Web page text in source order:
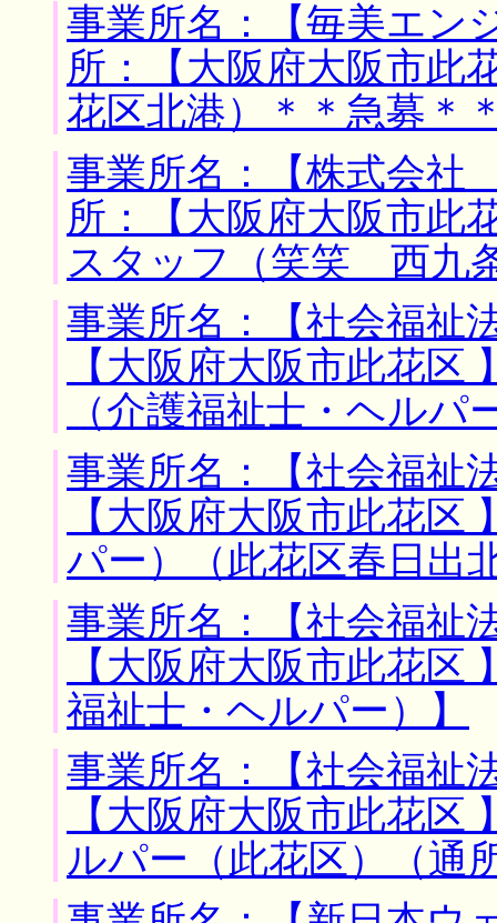
事業所名：【毎美エ
所：【大阪府大阪市此
花区北港）＊＊急募＊
事業所名：【株式会
所：【大阪府大阪市此
スタッフ（笑笑 西九
事業所名：【社会福祉
【大阪府大阪市此花
（介護福祉士・ヘルパ
事業所名：【社会福祉
【大阪府大阪市此花区
パー）（此花区春日出
事業所名：【社会福祉
【大阪府大阪市此花区
福祉士・ヘルパー）】
事業所名：【社会福祉
【大阪府大阪市此花区
ルパー（此花区）（通